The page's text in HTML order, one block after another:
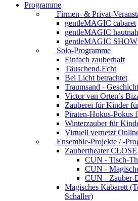
Programme
Firmen- & Privat-
gentleMAGIC cabaret
gentleMAGIC hautnah
gentleMAGIC SHOW
Solo-Programme
Einfach zauberhaft
Täuschend.Echt
Bei Licht betrachtet
Traumsand -
Victor van Orten’s
Zauberei für Kinder
Piraten-Hokus-Pokus
Winterzauber für
Virtuell vernetzt
Ensemble-Projekte / -
Zaubertheater
CUN - Tisch-
CUN -
CUN - Zauber-
Magisches Kabarett
Schaller)